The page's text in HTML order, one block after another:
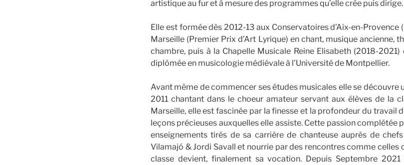
artistique au fur et à mesure des programmes qu’elle crée puis dirige.
Elle est formée dès 2012-13 aux Conservatoires d’Aix-en-Provence
Marseille (Premier Prix d’Art Lyrique) en chant, musique ancienne,
chambre, puis à la Chapelle Musicale Reine Elisabeth (2018-
diplômée en musicologie médiévale à l’Université de Montpellier.
Avant même de commencer ses études musicales elle se découvre
2011 chantant dans le choeur amateur servant aux élèves de la
Marseille, elle est fascinée par la finesse et la profondeur du travail
leçons précieuses auxquelles elle assiste. Cette passion complétée
enseignements tirés de sa carrière de chanteuse auprès de
Vilamajó & Jordi Savall et nourrie par des rencontres comme celles
classe devient, finalement sa vocation. Depuis Septembre